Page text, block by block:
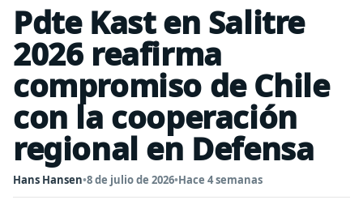
Pdte Kast en Salitre
2026 reafirma
compromiso de Chile
con la cooperación
regional en Defensa
Hans Hansen•8 de julio de 2026•Hace 4 semanas